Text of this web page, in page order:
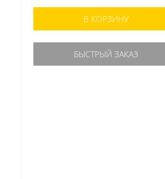
В КОРЗИНУ
БЫСТРЫЙ ЗАКАЗ